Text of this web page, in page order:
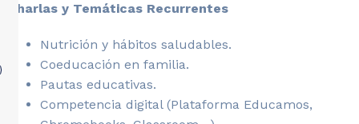
Charlas y Temáticas Recurrentes
Nutrición y hábitos saludables.
Coeducación en familia.
Pautas educativas.
Competencia digital (Plataforma Educamos,